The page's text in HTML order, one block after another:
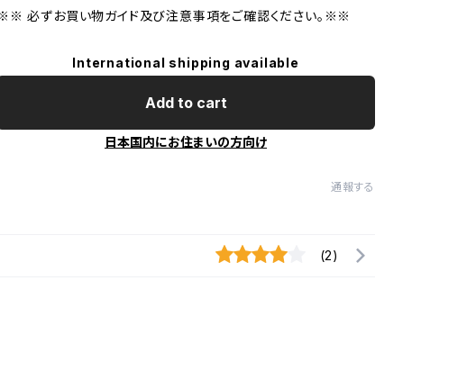
必ずお買い物ガイド及び注意事項をご確認ください。※※
International shipping available
Add to cart
日本国内にお住まいの方向け
通報する
(2)